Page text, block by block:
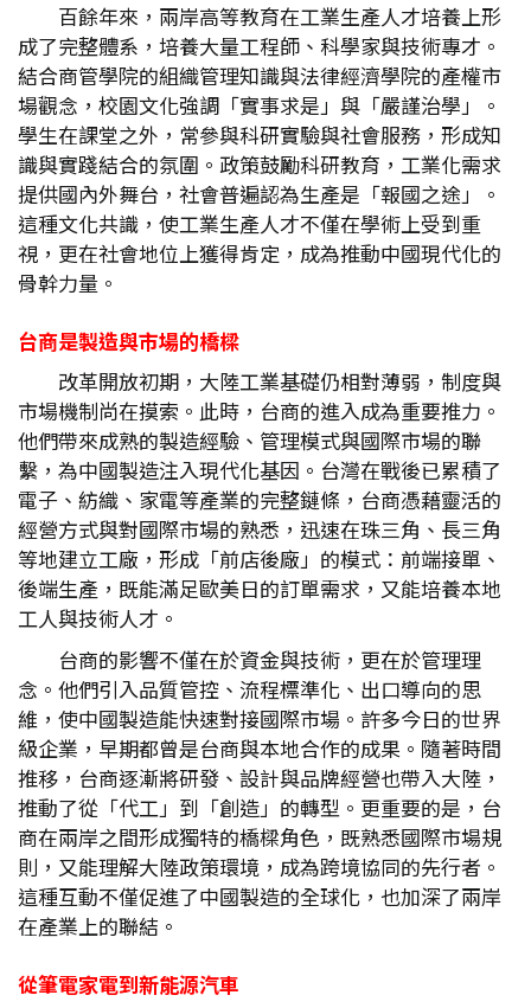
百餘年來，兩岸高等教育在工業生產人才培養上形
成了完整體系，培養大量工程師、科學家與技術專才。
結合商管學院的組織管理知識與法律經濟學院的產權市
場觀念，校園文化強調「實事求是」與「嚴謹治學」。
學生在課堂之外，常參與科研實驗與社會服務，形成知
識與實踐結合的氛圍。政策鼓勵科研教育，工業化需求
提供國內外舞台，社會普遍認為生產是「報國之途」。
這種文化共識，使工業生產人才不僅在學術上受到重
視，更在社會地位上獲得肯定，成為推動中國現代化的
骨幹力量。
台商是製造與市場的橋樑
改革開放初期，大陸工業基礎仍相對薄弱，制度與
市場機制尚在摸索。此時，台商的進入成為重要推力。
他們帶來成熟的製造經驗、管理模式與國際市場的聯
繫，為中國製造注入現代化基因。台灣在戰後已累積了
電子、紡織、家電等產業的完整鏈條，台商憑藉靈活的
經營方式與對國際市場的熟悉，迅速在珠三角、長三角
等地建立工廠，形成「前店後廠」的模式：前端接單、
後端生產，既能滿足歐美日的訂單需求，又能培養本地
工人與技術人才。
台商的影響不僅在於資金與技術，更在於管理理
念。他們引入品質管控、流程標準化、出口導向的思
維，使中國製造能快速對接國際市場。許多今日的世界
級企業，早期都曾是台商與本地合作的成果。隨著時間
推移，台商逐漸將研發、設計與品牌經營也帶入大陸，
推動了從「代工」到「創造」的轉型。更重要的是，台
商在兩岸之間形成獨特的橋樑角色，既熟悉國際市場規
則，又能理解大陸政策環境，成為跨境協同的先行者。
這種互動不僅促進了中國製造的全球化，也加深了兩岸
在產業上的聯結。
從筆電家電到新能源汽車